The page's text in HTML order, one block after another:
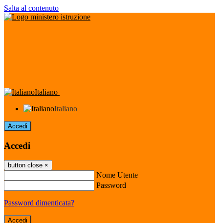
Salta al contenuto
Italiano
Italiano
Accedi
Accedi
button close ×
Nome Utente
Password
Password dimenticata?